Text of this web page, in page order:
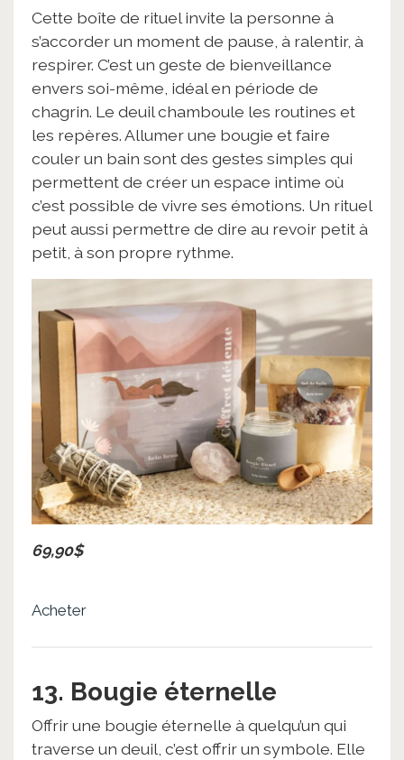
Cette boîte de rituel invite la personne à
s’accorder un moment de pause, à ralentir, à
respirer. C’est un geste de bienveillance
envers soi-même, idéal en période de
chagrin. Le deuil chamboule les routines et
les repères. Allumer une bougie et faire
couler un bain sont des gestes simples qui
permettent de créer un espace intime où
c’est possible de vivre ses émotions. Un rituel
peut aussi permettre de dire au revoir petit à
petit, à son propre rythme.
69,90$
Acheter
13. Bougie éternelle
Offrir une bougie éternelle à quelqu’un qui
traverse un deuil, c’est offrir un symbole. Elle